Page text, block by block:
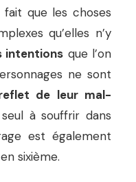
que les choses
qu’elles n’y
intentions que l’on
ne sont
de leur mal-
à souffrir dans
est également
sixième.